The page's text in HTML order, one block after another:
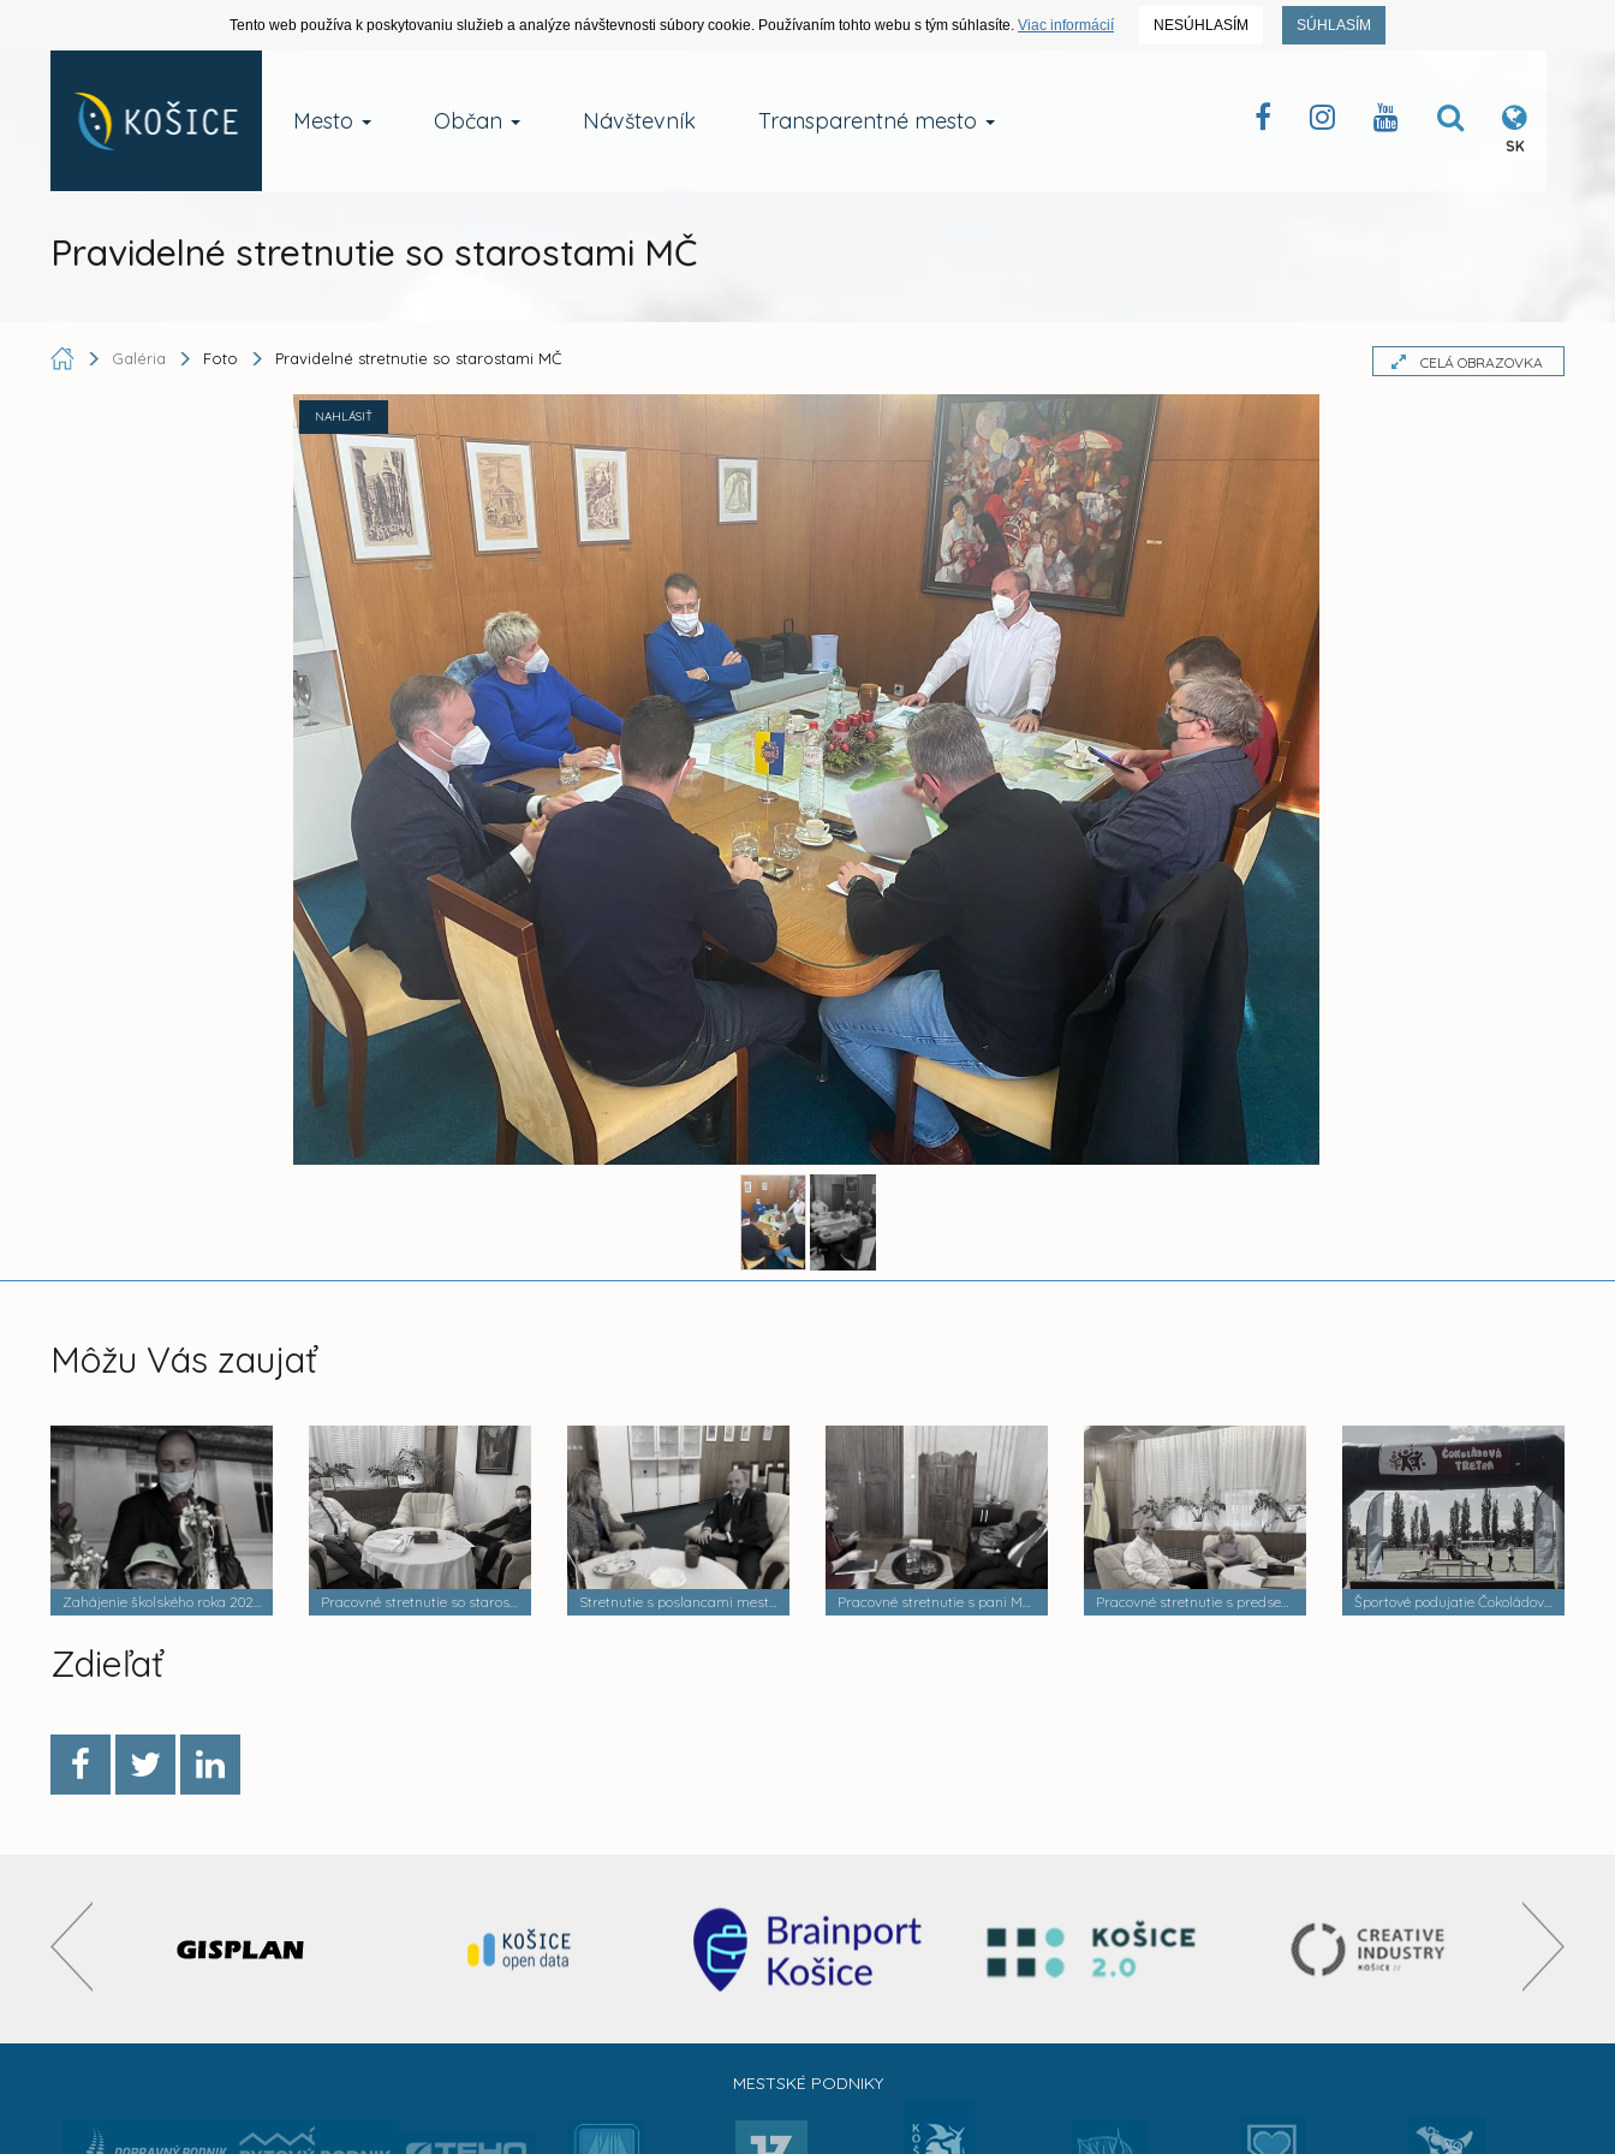
Tento web používa k poskytovaniu služieb a analýze návštevnosti súbory cookie. Používaním tohto webu s tým súhlasíte. Viac informácií NESÚHLASÍM SÚHLASÍM
Mesto Občan Návštevník Transparentné mesto
SK
Pravidelné stretnutie so starostami MČ
Galéria Foto Pravidelné stretnutie so starostami MČ CELÁ OBRAZOVKA
NAHLÁSIŤ
Môžu Vás zaujať
Zahájenie školského roka 2020/2021 Pracovné stretnutie so starostom MČ Košice-Dargovských hrdinov - Jozefom Andrejčákom Stretnutie s poslancami mesta Košice - Anna Súkeníková Pracovné stretnutie s pani Máriou Hajduovou Pracovné stretnutie s predsedníčkou Košickej pobočky Jednoty dôchodcov Slovenska Športové podujatie Čokoládová tretra
Zdieľať
MESTSKÉ PODNIKY